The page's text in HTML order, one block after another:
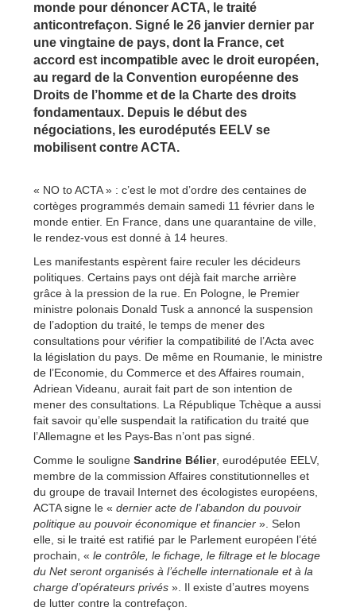
monde pour dénoncer ACTA, le traité
anticontrefaçon. Signé le 26 janvier dernier par
une vingtaine de pays, dont la France, cet
accord est incompatible avec le droit européen,
au regard de la Convention européenne des
Droits de l’homme et de la Charte des droits
fondamentaux. Depuis le début des
négociations, les eurodéputés EELV se
mobilisent contre ACTA.
« NO to ACTA » : c’est le mot d’ordre des centaines de
cortèges programmés demain samedi 11 février dans le
monde entier. En France, dans une quarantaine de ville,
le rendez-vous est donné à 14 heures.
Les manifestants espèrent faire reculer les décideurs
politiques. Certains pays ont déjà fait marche arrière
grâce à la pression de la rue. En Pologne, le Premier
ministre polonais Donald Tusk a annoncé la suspension
de l’adoption du traité, le temps de mener des
consultations pour vérifier la compatibilité de l’Acta avec
la législation du pays. De même en Roumanie, le ministre
de l’Economie, du Commerce et des Affaires roumain,
Adriean Videanu, aurait fait part de son intention de
mener des consultations. La République Tchèque a aussi
fait savoir qu’elle suspendait la ratification du traité que
l’Allemagne et les Pays-Bas n’ont pas signé.
Comme le souligne Sandrine Bélier, eurodéputée EELV,
membre de la commission Affaires constitutionnelles et
du groupe de travail Internet des écologistes européens,
ACTA signe le « dernier acte de l’abandon du pouvoir
politique au pouvoir économique et financier ». Selon
elle, si le traité est ratifié par le Parlement européen l’été
prochain, « le contrôle, le fichage, le filtrage et le blocage
du Net seront organisés à l’échelle internationale et à la
charge d’opérateurs privés ». Il existe d’autres moyens
de lutter contre la contrefaçon.